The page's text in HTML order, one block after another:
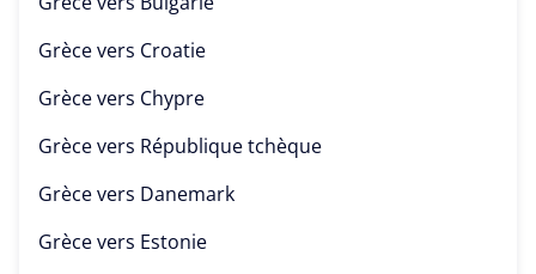
Grèce vers Croatie
Grèce vers Chypre
Grèce vers République tchèque
Grèce vers Danemark
Grèce vers Estonie